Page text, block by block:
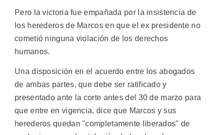
Pero la victoria fue empañada por la insistencia de
los herederos de Marcos en que el ex presidente no
cometió ninguna violación de los derechos
humanos.
Una disposición en el acuerdo entre los abogados
de ambas partes, que debe ser ratificado y
presentado ante la corte antes del 30 de marzo para
que entre en vigencia, dice que Marcos y sus
herederos quedan "completamente liberados" de